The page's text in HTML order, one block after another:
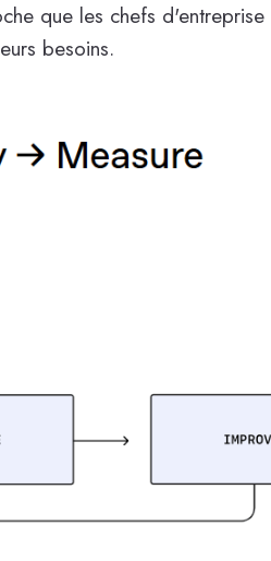
que les chefs d'entreprise
besoins.